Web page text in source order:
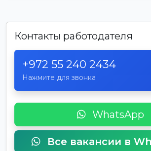
Контакты работодателя
+972 55 240 2434
Нажмите для звонка
WhatsApp
Все вакансии в